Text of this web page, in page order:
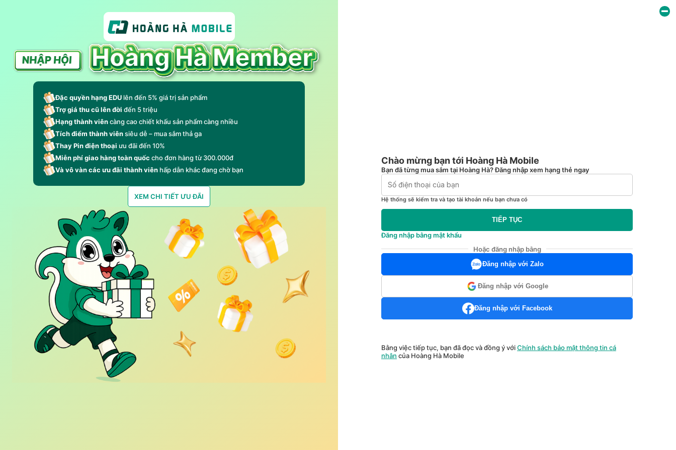
Đặc quyền hạng EDU lên đến 5% giá trị sản phẩm
Trợ giá thu cũ lên đời đến 5 triệu
Hạng thành viêncàng cao chiết khấu sản phẩm càng nhiều
Tích điểm thành viênsiêu dễ – mua sắm thả ga
Thay Pin điện thoại ưu đãi đến 10%
Miễn phí giao hàng toàn quốccho đơn hàng từ 300.000đ
Và vô vàn các ưu đãi thành viên hấp dẫn khác đang chờ bạn
XEM CHI TIẾT ƯU ĐÃI
Chào mừng bạn tới Hoàng Hà Mobile
Bạn đã từng mua sắm tại Hoàng Hà? Đăng nhập xem hạng thẻ ngay
Hệ thống sẽ kiểm tra và tạo tài khoản nếu bạn chưa có
TIẾP TỤC
Đăng nhập bằng mật khẩu
Hoặc đăng nhập bằng
Đăng nhập với Zalo
Đăng nhập với Google
Đăng nhập với Facebook
Bằng việc tiếp tục, bạn đã đọc và đồng ý vớiChính sách bảo mật thông tin cá
nhân của Hoàng Hà Mobile